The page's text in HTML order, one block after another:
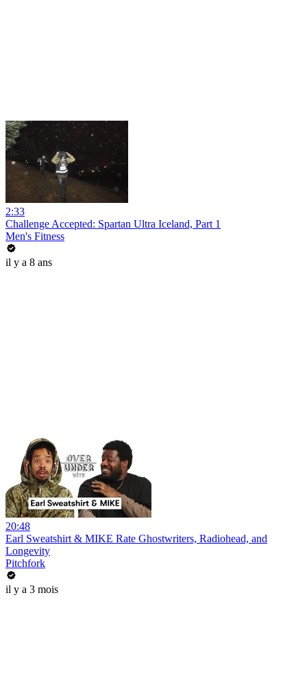
2:33
Challenge Accepted: Spartan Ultra Iceland, Part 1
Men's Fitness
il y a 8 ans
20:48
Earl Sweatshirt & MIKE Rate Ghostwriters, Radiohead, and
Longevity
Pitchfork
il y a 3 mois